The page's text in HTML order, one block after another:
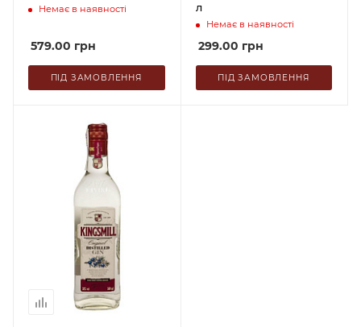
Немає в наявності
579.00 грн
ПІД ЗАМОВЛЕННЯ
л
Немає в наявності
299.00 грн
ПІД ЗАМОВЛЕННЯ